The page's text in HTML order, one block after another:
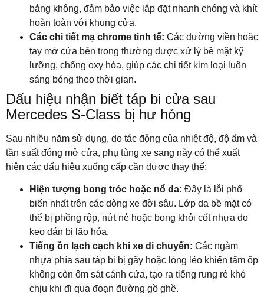
bằng không, đảm bảo việc lắp đặt nhanh chóng và khít
hoàn toàn với khung cửa.
Các chi tiết mạ chrome tinh tế: Các đường viền hoặc
tay mở cửa bên trong thường được xử lý bề mặt kỹ
lưỡng, chống oxy hóa, giúp các chi tiết kim loại luôn
sáng bóng theo thời gian.
Dấu hiệu nhận biết táp bi cửa sau
Mercedes S-Class bị hư hỏng
Sau nhiều năm sử dụng, do tác động của nhiệt độ, độ ẩm và
tần suất đóng mở cửa, phụ tùng xe sang này có thể xuất
hiện các dấu hiệu xuống cấp cần được thay thế:
Hiện tượng bong tróc hoặc nổ da: Đây là lỗi phổ
biến nhất trên các dòng xe đời sâu. Lớp da bề mặt có
thể bị phồng rộp, nứt nẻ hoặc bong khỏi cốt nhựa do
keo dán bị lão hóa.
Tiếng ồn lạch cạch khi xe di chuyển: Các ngàm
nhựa phía sau táp bi bị gãy hoặc lỏng lẻo khiến tấm ốp
không còn ôm sát cánh cửa, tạo ra tiếng rung rè khó
chịu khi đi qua đoạn đường gồ ghề.